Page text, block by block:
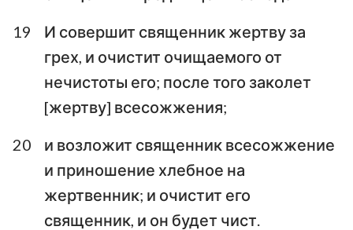
19
И совершит священник жертву за
грех, и очистит очищаемого от
нечистоты его; после того заколет
[жертву] всесожжения;
20
и возложит священник всесожжение
и приношение хлебное на
жертвенник; и очистит его
священник, и он будет чист.